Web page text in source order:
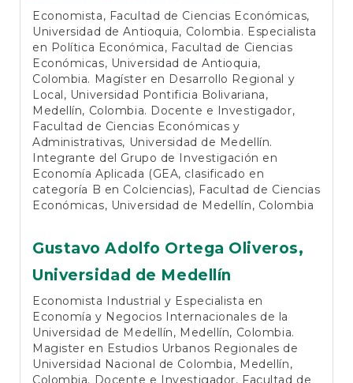
Economista, Facultad de Ciencias Económicas,
Universidad de Antioquia, Colombia. Especialista
en Política Económica, Facultad de Ciencias
Económicas, Universidad de Antioquia,
Colombia. Magíster en Desarrollo Regional y
Local, Universidad Pontificia Bolivariana,
Medellín, Colombia. Docente e Investigador,
Facultad de Ciencias Económicas y
Administrativas, Universidad de Medellín.
Integrante del Grupo de Investigación en
Economía Aplicada (GEA, clasificado en
categoría B en Colciencias), Facultad de Ciencias
Económicas, Universidad de Medellín, Colombia
Gustavo Adolfo Ortega Oliveros,
Universidad de Medellín
Economista Industrial y Especialista en
Economía y Negocios Internacionales de la
Universidad de Medellín, Medellín, Colombia.
Magister en Estudios Urbanos Regionales de
Universidad Nacional de Colombia, Medellín,
Colombia. Docente e Investigador, Facultad de